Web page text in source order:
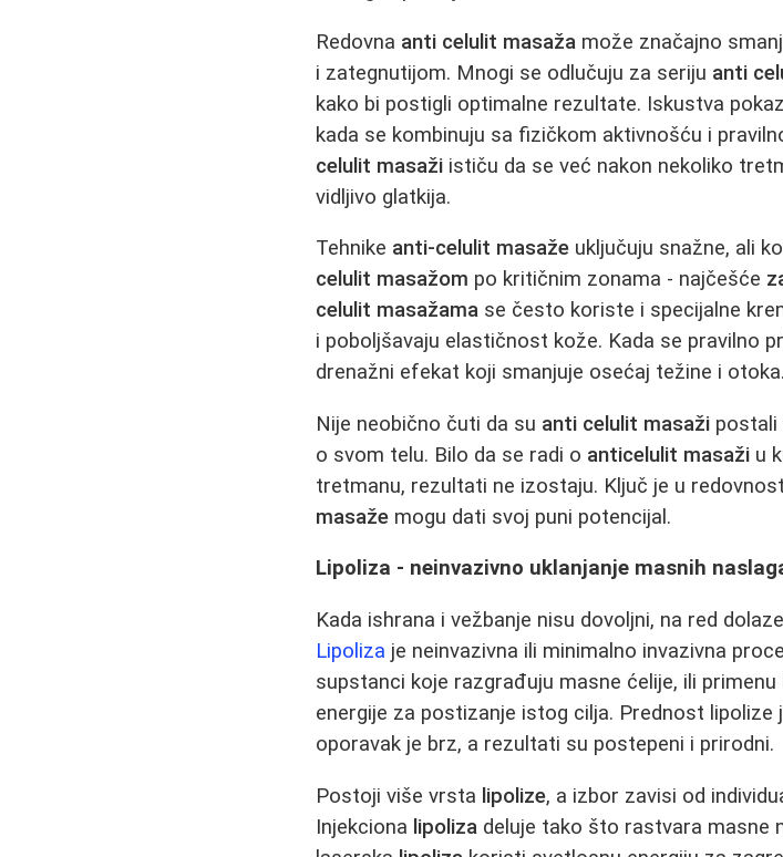
Redovna anti celulit masaža može značajno
i zategnutijom. Mnogi se odlučuju za seriju anti
kako bi postigli optimalne rezultate. Iskustva
kada se kombinuju sa fizičkom aktivnošću i
celulit masaži ističu da se već nakon nekoliko
vidljivo glatkija.
Tehnike anti-celulit masaže uključuju snažne, ali
celulit masažom po kritičnim zonama - najčešće
celulit masažama se često koriste i specijalne
i poboljšavaju elastičnost kože. Kada se pravilno
drenažni efekat koji smanjuje osećaj težine i otoka.
Nije neobično čuti da su anti celulit masaži postali
o svom telu. Bilo da se radi o anticelulit masaži u
tretmanu, rezultati ne izostaju. Ključ je u
masaže mogu dati svoj puni potencijal.
Lipoliza - neinvazivno uklanjanje masnih
Kada ishrana i vežbanje nisu dovoljni, na red
Lipoliza je neinvazivna ili minimalno invazivna
supstanci koje razgrađuju masne ćelije, ili
energije za postizanje istog cilja. Prednost
oporavak je brz, a rezultati su postepeni i prirodni.
Postoji više vrsta lipolize, a izbor zavisi od
Injekciona lipoliza deluje tako što rastvara masne